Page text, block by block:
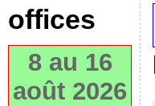
offices
8 au 16
août 2026